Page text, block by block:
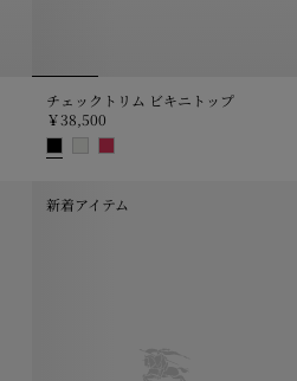
チェックトリム ビキニトップ
￥38,500
新着アイテム